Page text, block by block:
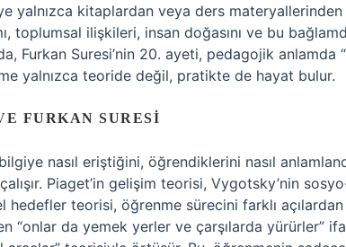
yalnızca kitaplardan veya ders
toplumsal ilişkileri, insan doğasını ve bu
Furkan Suresi’nin 20. ayeti, pedagojik anlamda
yalnızca teoride değil, pratikte de hayat bulur.
FURKAN SURESI
nasıl eriştiğini, öğrendiklerini nasıl
Piaget’in gelişim teorisi, Vygotsky’nin
hedefler teorisi, öğrenme sürecini farklı açılardan
“onlar da yemek yerler ve çarşılarda yürürler”